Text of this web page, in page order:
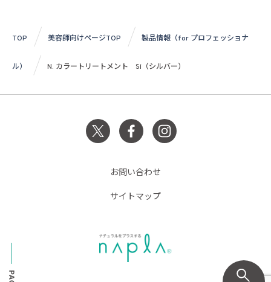
TOP 美容師向けページTOP 製品情報（for プロフェッショナ
ル） N. カラートリートメント Si（シルバー）
お問い合わせ
サイトマップ